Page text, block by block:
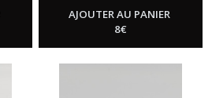
AJOUTER AU PANIER
8€